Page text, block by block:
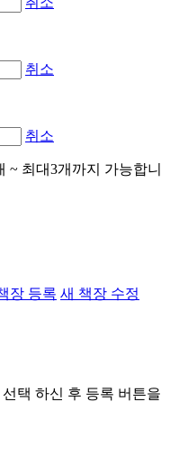
취소
취소
~ 최대3개까지 가능합니
장 등록 새 책장 수정
택 하신 후 등록 버튼을